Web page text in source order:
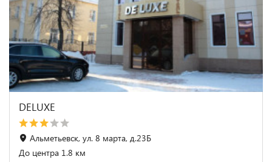
DELUXE
Альметьевск, ул. 8 марта, д.23Б
До центра 1.8 км